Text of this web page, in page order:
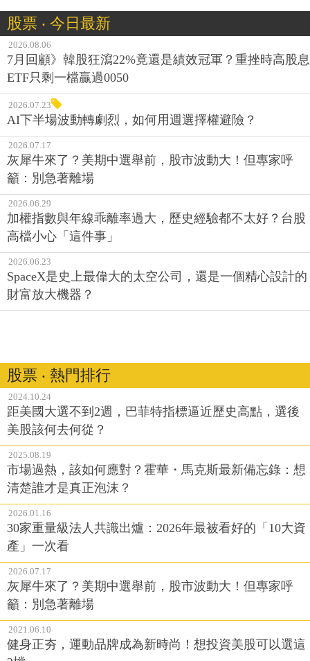
股票 ‧ 今日最新
2026.08.06
7月回顧》韓股狂瀉22%竟還是績效冠軍？重挫時高股息
ETF只剩一檔贏過0050
2026.07.23
AI下半場波動轉劇烈，如何用週選擇權避險？
2026.07.17
灰犀牛來了？美期中選舉前，股市波動大！但專家呼
籲：別急著離場
2026.06.29
加權指數與年線乖離率過大，歷史經驗都不太好？台股
高檔小心「這件事」
2026.06.23
SpaceX是史上最偉大的太空公司，還是一個精心設計的
財富放大機器？
股票 ‧ 熱門排行
2024.10.24
距美國大選不到2週，巴菲特指標逼近歷史高點，選後
美股該何去何從？
2025.08.19
市場過熱，該如何應對？霍華・馬克斯最新備忘錄：想
清楚誰才是真正泡沫？
2026.01.16
30家重量級法人共識出爐：2026年最被看好的「10大資
產」一次看
2026.07.17
灰犀牛來了？美期中選舉前，股市波動大！但專家呼
籲：別急著離場
2021.06.10
健身正夯，運動品牌成為新時尚！想投資美股可以選這